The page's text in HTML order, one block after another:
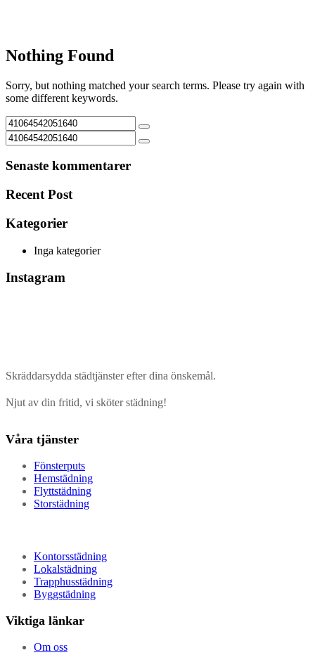
Nothing Found
Sorry, but nothing matched your search terms. Please try again with
some different keywords.
Senaste kommentarer
Recent Post
Kategorier
Inga kategorier
Instagram
Skräddarsydda städtjänster efter dina önskemål.
Njut av din fritid, vi sköter städning!
Våra tjänster
Fönsterputs
Hemstädning
Flyttstädning
Storstädning
Kontorsstädning
Lokalstädning
Trapphusstädning
Byggstädning
Viktiga länkar
Om oss